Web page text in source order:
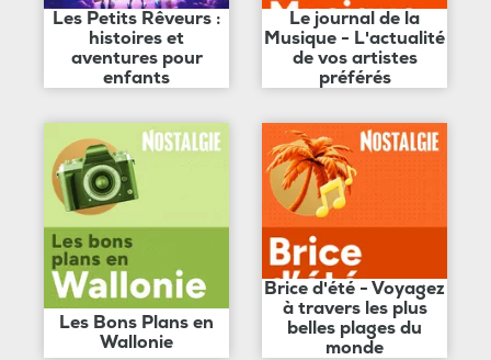
Les Petits Rêveurs :
histoires et
aventures pour
enfants
Le journal de la
Musique - L'actualité
de vos artistes
préférés
Les Bons Plans en
Wallonie
Brice d'été - Voyagez
à travers les plus
belles plages du
monde